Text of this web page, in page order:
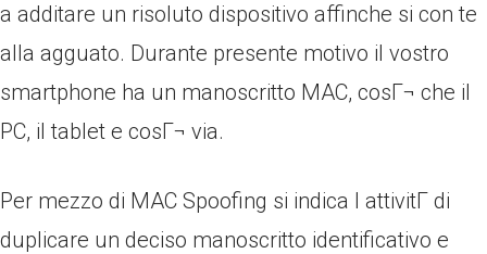
a additare un risoluto dispositivo affinche si con te
alla agguato. Durante presente motivo il vostro
smartphone ha un manoscritto MAC, cosГ¬ che il
PC, il tablet e cosГ¬ via.
Per mezzo di MAC Spoofing si indica l attivitГ di
duplicare un deciso manoscritto identificativo e